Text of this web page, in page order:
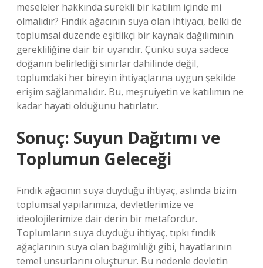
meseleler hakkında sürekli bir katılım içinde mi
olmalıdır? Fındık ağacının suya olan ihtiyacı, belki de
toplumsal düzende eşitlikçi bir kaynak dağılımının
gerekliliğine dair bir uyarıdır. Çünkü suya sadece
doğanın belirlediği sınırlar dahilinde değil,
toplumdaki her bireyin ihtiyaçlarına uygun şekilde
erişim sağlanmalıdır. Bu, meşruiyetin ve katılımın ne
kadar hayati olduğunu hatırlatır.
Sonuç: Suyun Dağıtımı ve
Toplumun Geleceği
Fındık ağacının suya duyduğu ihtiyaç, aslında bizim
toplumsal yapılarımıza, devletlerimize ve
ideolojilerimize dair derin bir metafordur.
Toplumların suya duyduğu ihtiyaç, tıpkı fındık
ağaçlarının suya olan bağımlılığı gibi, hayatlarının
temel unsurlarını oluşturur. Bu nedenle devletin